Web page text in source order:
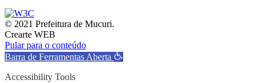
© 2021 Prefeitura de Mucuri.
Crearte WEB
Pular para o conteúdo
Barra de Ferramentas Aberta
Accessibility Tools